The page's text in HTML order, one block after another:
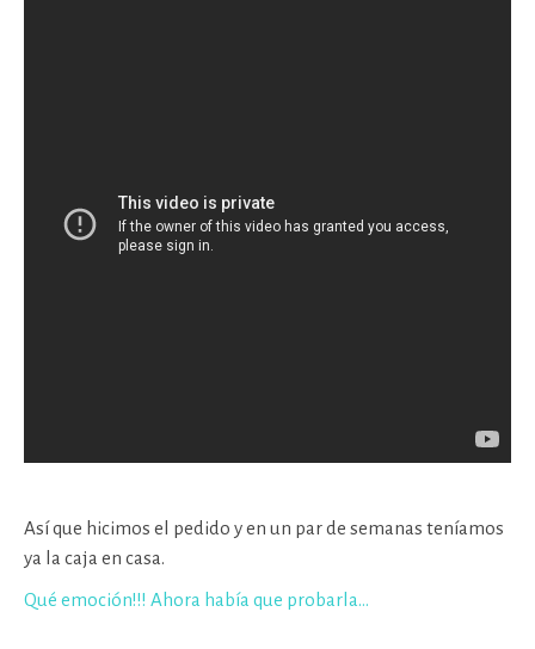
Así que hicimos el pedido y en un par de semanas teníamos
ya la caja en casa.
Qué emoción!!! Ahora había que probarla…